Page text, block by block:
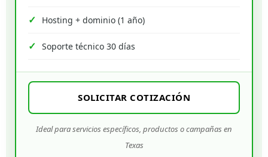
Hosting + dominio (1 año)
Soporte técnico 30 días
SOLICITAR COTIZACIÓN
Ideal para servicios específicos, productos o campañas en
Texas